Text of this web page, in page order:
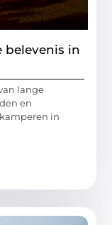
belevenis in
lange
en
in